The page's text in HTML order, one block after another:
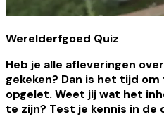
Werelderfgoed Quiz
Heb je alle afleveringen
gekeken? Dan is het tijd
opgelet. Weet jij wat het
te zijn? Test je kennis in de